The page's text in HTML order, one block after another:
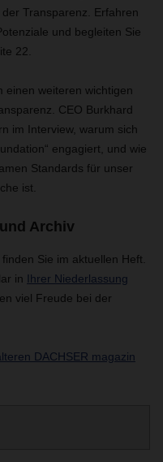
Transparenz. Erfahren
und begleiten Sie
22.
einen weiteren wichtigen
CEO Burkhard
im Interview, warum sich
engagiert, und wie
Standards für unser
ist.
Archiv
Sie im aktuellen Heft.
in Ihrer Niederlassung
viel Freude bei der
DACHSER magazin